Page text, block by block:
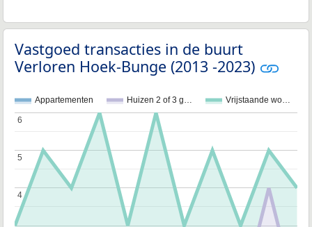
Vastgoed transacties in de buurt
Verloren Hoek-Bunge (2013 -2023)
Appartementen Huizen 2 of 3 g… Vrijstaande wo…
4
4
5
5
6
6